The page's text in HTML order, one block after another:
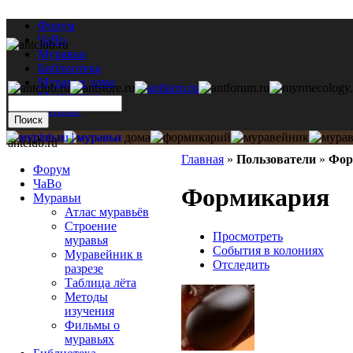
Форум
ЧаВо
Муравьи
Библиотека
Муравьи дома
Мастерская
Каталог
Главная » Пользователи »
Формикария
Просмотреть
События в колониях
Отследить
antclub.ru
Форум
ЧаВо
Муравьи
Атлас муравьёв
Строение
муравья
Муравейник в
разрезе
Таблица лёта
Методы
изучения
Фильмы о
муравьях